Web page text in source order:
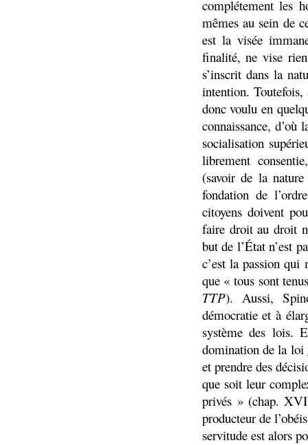
complétement les
mêmes au sein de
est la visée
finalité, ne vise
s’inscrit dans la
intention.
donc voulu en
connaissance,
socialisation
librement
(savoir de la
fondation de
citoyens doivent
faire droit au droit
but de l’État n’est
c’est la passion
que « tous sont
TTP). Aussi,
démocratie et à
système des lois.
domination de la loi
et prendre des
que soit leur
privés » (chap.
producteur de
servitude est alors